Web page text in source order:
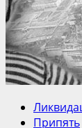
Припять